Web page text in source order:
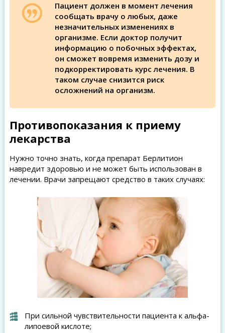
Пациент должен в момент лечения
сообщать врачу о любых, даже
незначительных изменениях в
организме. Если доктор получит
информацию о побочных эффектах,
он сможет вовремя изменить дозу и
подкорректировать курс лечения. В
таком случае снизится риск
осложнений на организм.
Противопоказания к приему
лекарства
Нужно точно знать, когда препарат Берлитион
навредит здоровью и не может быть использован в
лечении. Врачи запрещают средство в таких случаях:
При сильной чувствительности пациента к альфа-
липоевой кислоте;